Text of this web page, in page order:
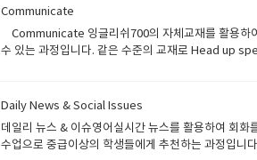
미리보기 ● 잉글리쉬700에서 자체적으로 개발한 기
용 복습 가능 선생님들 수업 방향) ● 대화지문을 통
하기● 필요에 따라 매 수업시작 하면서 간단한 퀴즈
기● 영어의 기초가 부족하기 때문에 예습보다는 복
Communicate
Communicate 잉글리쉬700의 자체교재를 활용하
수 있는 과정입니다. 같은 수준의 교재로 Head up
상) Communicate 과정은 중급자를 위한 회화 과정
인 수강생에게 추천합니다 수업 중에 문법 보다는
다 Communicate 1권: 교재 미리보기Communicate
가능● Article과 함께 Question을 통해 주제에 대해
Daily News & Social Issues
데일리 뉴스 & 이슈영어실시간 뉴스를 활용하여 회
수업으로 중급이상의 학생들에게 추천하는 과정입니